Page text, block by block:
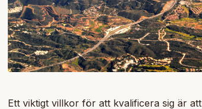
Ett viktigt villkor för att kvalificera sig är